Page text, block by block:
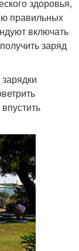
здоровья,
правильных
включать
заряд